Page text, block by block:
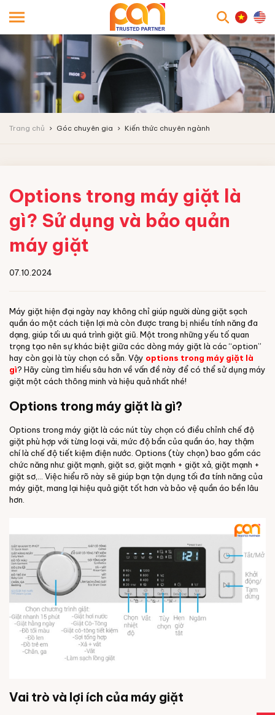
Trang chủ Góc chuyên gia Kiến thức chuyên ngành
Options trong máy giặt là
gì? Sử dụng và bảo quản
máy giặt
07.10.2024
Máy giặt hiện đại ngày nay không chỉ giúp người dùng giặt sạch
quần áo một cách tiện lợi mà còn được trang bị nhiều tính năng đa
dạng, giúp tối ưu quá trình giặt giũ. Một trong những yếu tố quan
trọng tạo nên sự khác biệt giữa các dòng máy giặt là các “option”
hay còn gọi là tùy chọn có sẵn. Vậy options trong máy giặt là
gì? Hãy cùng tìm hiểu sâu hơn về vấn đề này để có thể sử dụng máy
giặt một cách thông minh và hiệu quả nhất nhé!
Options trong máy giặt là gì?
Options trong máy giặt là các nút tùy chọn có điều chỉnh chế độ
giặt phù hợp với từng loại vải, mức độ bẩn của quần áo, hay thậm
chí là chế độ tiết kiệm điện nước. Options (tùy chọn) bao gồm các
chức năng như: giặt mạnh, giặt sơ, giặt mạnh + giặt xả, giặt mạnh +
giặt sơ,... Việc hiểu rõ này sẽ giúp bạn tận dụng tối đa tính năng của
máy giặt, mang lại hiệu quả giặt tốt hơn và bảo vệ quần áo bền lâu
hơn.
Vai trò và lợi ích của máy giặt